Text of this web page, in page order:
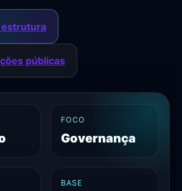
estrutura
públicas
FOCO
Governança
BASE